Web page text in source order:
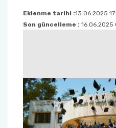
Eklenme tarihi :13.06.2025
Son güncelleme : 16.06.2025
Turizm Fakültesi